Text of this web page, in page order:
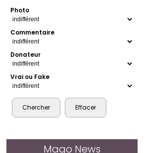
Photo
Commentaire
Donateur
Vrai ou Fake
Mago News